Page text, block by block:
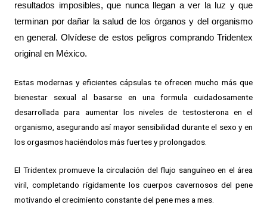
resultados imposibles, que nunca llegan a ver la luz y que
terminan por dañar la salud de los órganos y del organismo
en general. Olvídese de estos peligros comprando Tridentex
original en México.
Estas modernas y eficientes cápsulas te ofrecen mucho más que
bienestar sexual al basarse en una formula cuidadosamente
desarrollada para aumentar los niveles de testosterona en el
organismo, asegurando así mayor sensibilidad durante el sexo y en
los orgasmos haciéndolos más fuertes y prolongados.
El Tridentex promueve la circulación del flujo sanguíneo en el área
viril, completando rígidamente los cuerpos cavernosos del pene
motivando el crecimiento constante del pene mes a mes.